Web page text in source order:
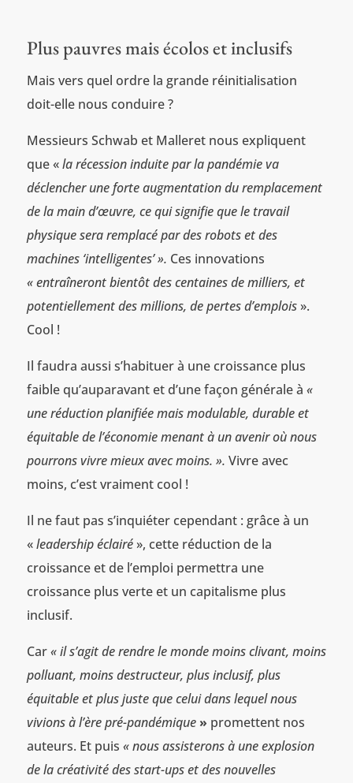
Plus pauvres mais écolos et inclusifs
Mais vers quel ordre la grande réinitialisation
doit-elle nous conduire ?
Messieurs Schwab et Malleret nous expliquent
que «la récession induite par la pandémie va
déclencher une forte augmentation du remplacement
de la main d’œuvre, ce qui signifie que le travail
physique sera remplacé par des robots et des
machines ‘intelligentes’ ». Ces innovations
« entraîneront bientôt des centaines de milliers, et
potentiellement des millions, de pertes d’emplois».
Cool !
Il faudra aussi s’habituer à une croissance plus
faible qu’auparavant et d’une façon générale à «
une réduction planifiée mais modulable, durable et
équitable de l’économie menant à un avenir où nous
pourrons vivre mieux avec moins. ». Vivre avec
moins, c’est vraiment cool !
Il ne faut pas s’inquiéter cependant : grâce à un
«leadership éclairé», cette réduction de la
croissance et de l’emploi permettra une
croissance plus verte et un capitalisme plus
inclusif.
Car« il s’agit de rendre le monde moins clivant, moins
polluant, moins destructeur, plus inclusif, plus
équitable et plus juste que celui dans lequel nous
vivions à l’ère pré-pandémique» promettent nos
auteurs. Et puis « nous assisterons à une explosion
de la créativité des start-ups et des nouvelles